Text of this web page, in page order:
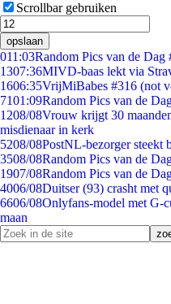
Scrollbar gebruiken
opslaan
011:03Random Pics van de Dag
1307:36MIVD-baas lekt via
1606:35VrijMiBabes #316 (not
7101:09Random Pics van de
1208/08Vrouw krijgt 30
misdienaar in kerk
5208/08PostNL-bezorger steekt
3508/08Random Pics van de
1907/08Random Pics van de
4006/08Duitser (93) crasht met
6606/08Onlyfans-model met G-
maan